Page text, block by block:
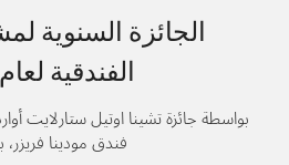
الجائزة السنوية
الفندقية لعام
Starlight Awards)
فندق مودينا فريزر،